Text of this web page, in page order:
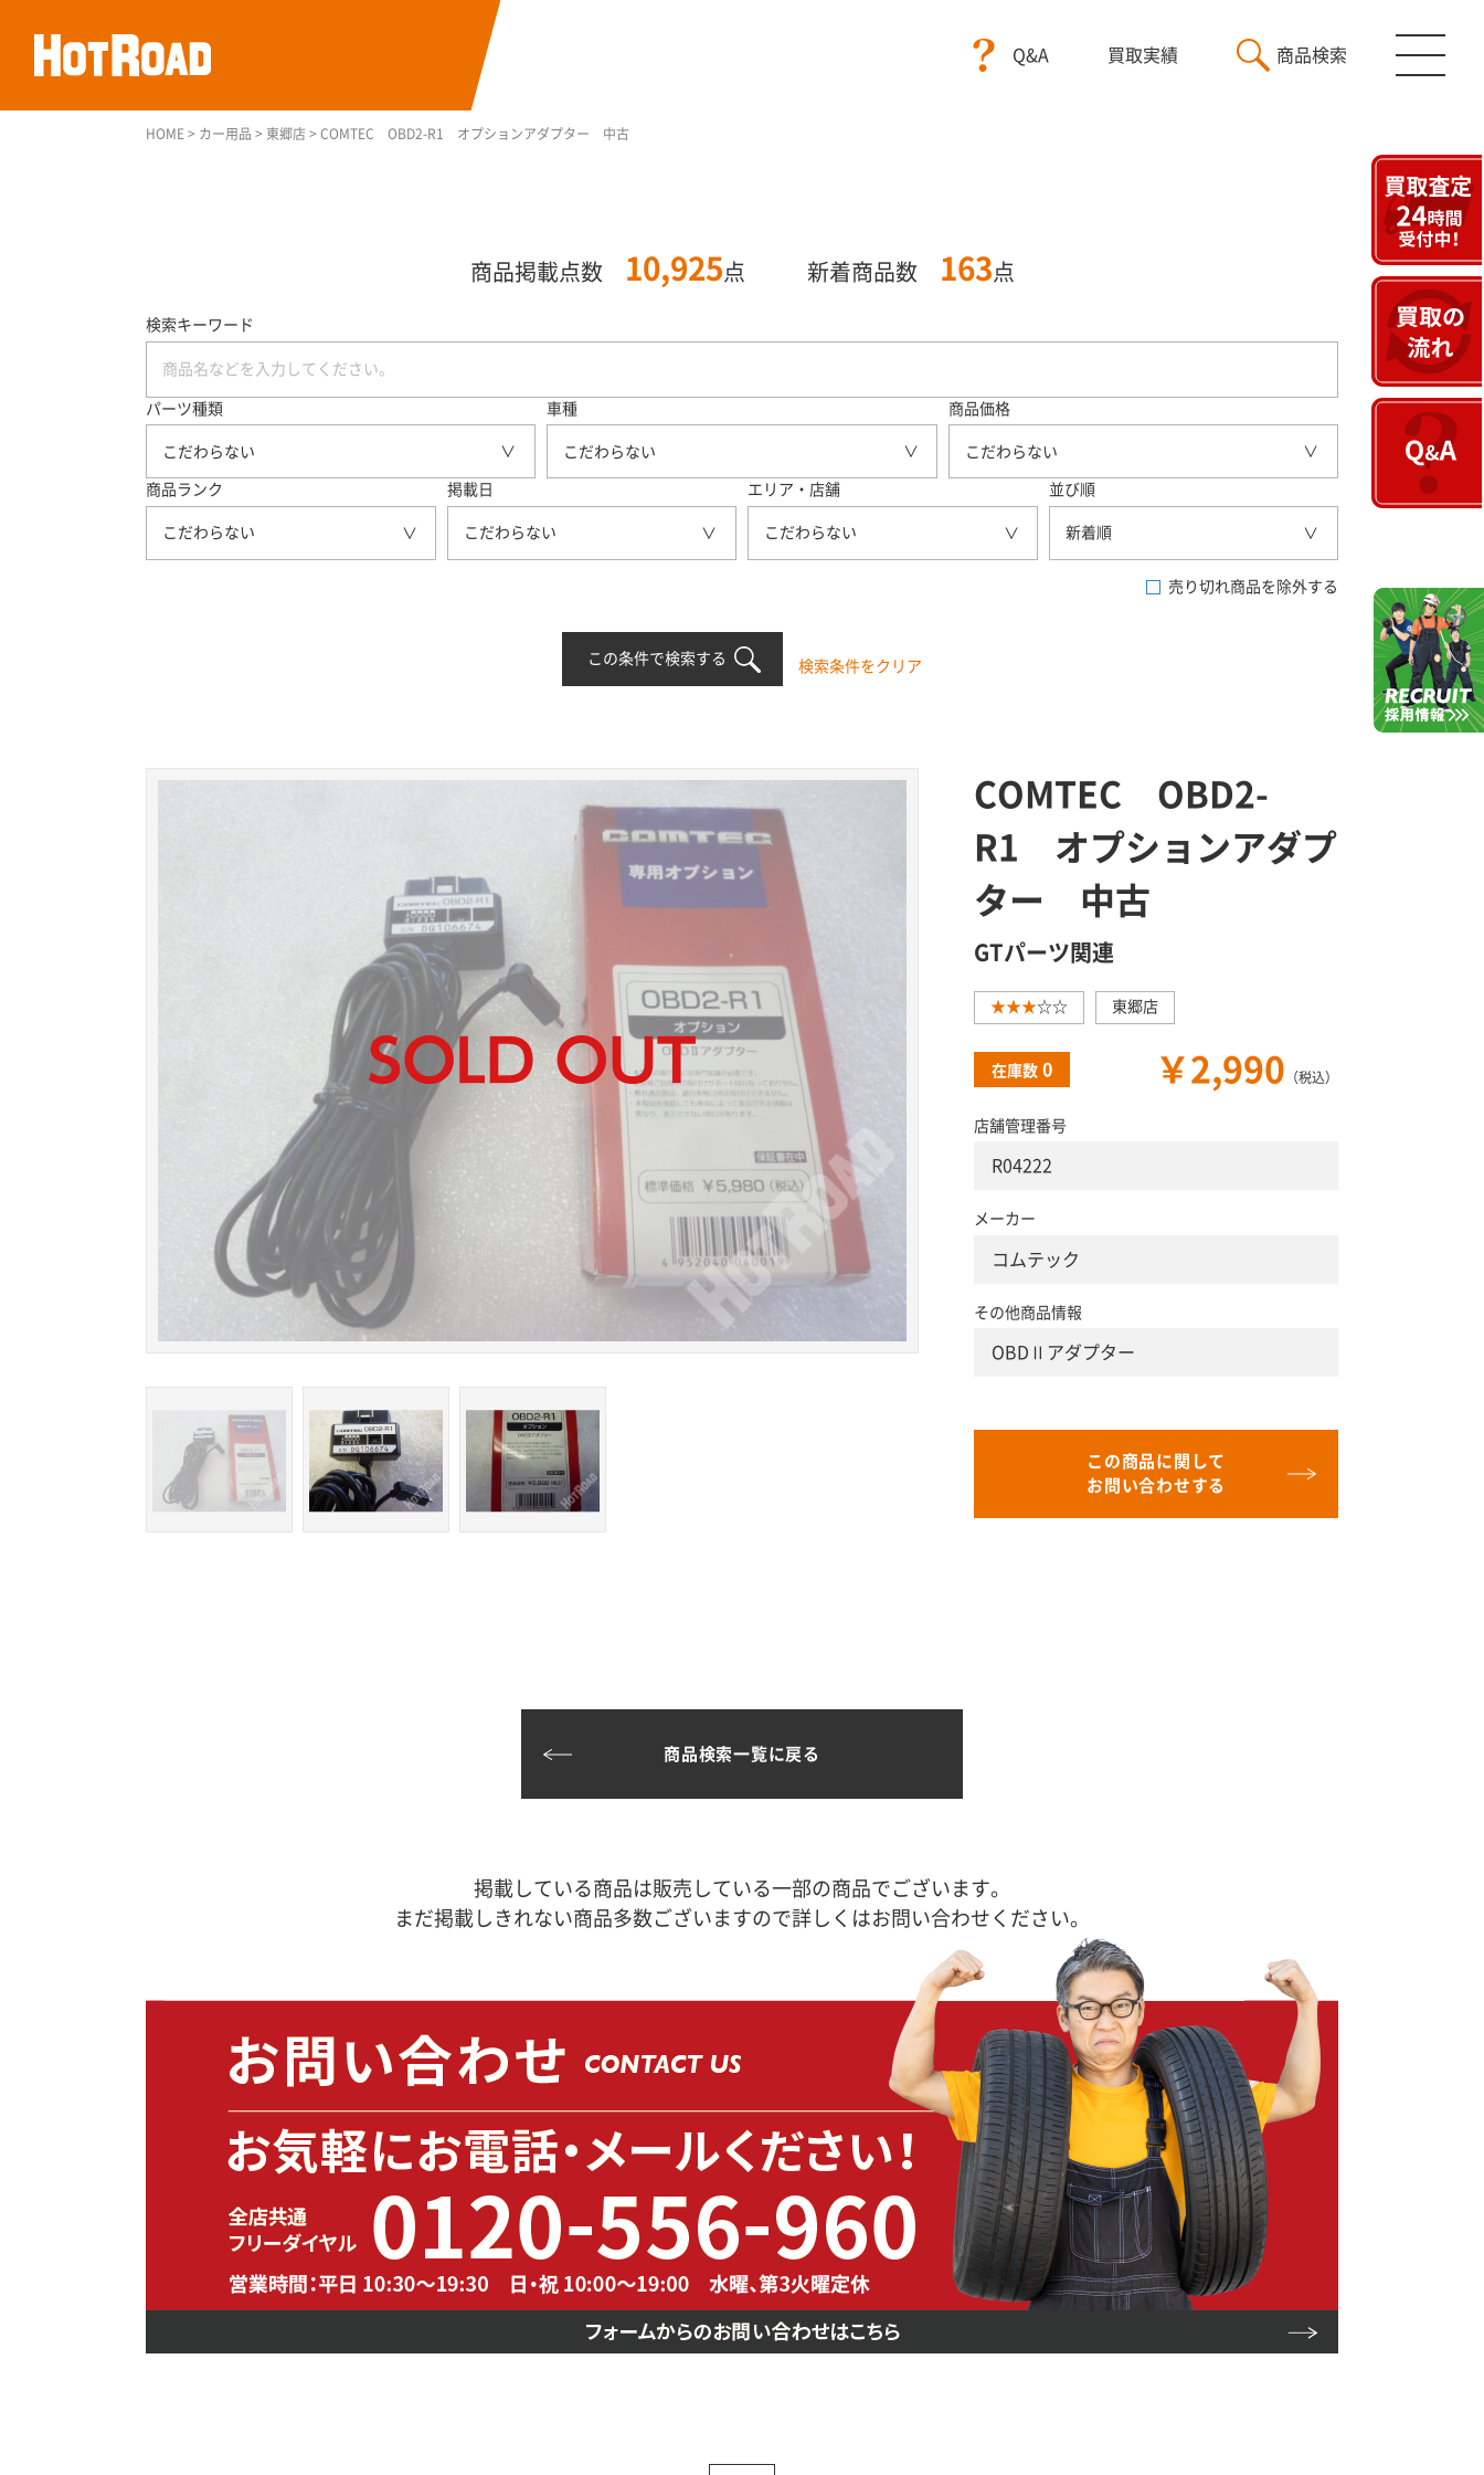
Q&A 買取実績 商品検索
HOME > カー用品 > 東郷店 > COMTEC OBD2-R1 オプションアダプター 中古
商品掲載点数 10,925 点 新着商品数 163 点
検索キーワード
パーツ種類
こだわらない
車種
こだわらない
商品価格
こだわらない
商品ランク
こだわらない
掲載日
こだわらない
エリア・店舗
こだわらない
並び順
新着順
売り切れ商品を除外する
この条件で検索する 検索条件をクリア
COMTEC OBD2-
R1 オプションアダプ
ター 中古
GTパーツ関連
★★★☆☆ 東郷店
在庫数 0 ￥2,990 （税込）
店舗管理番号
R04222
メーカー
コムテック
その他商品情報
OBDⅡアダプター
この商品に関して
お問い合わせする
商品検索一覧に戻る
掲載している商品は販売している一部の商品でございます。
まだ掲載しきれない商品多数ございますので詳しくはお問い合わせください。